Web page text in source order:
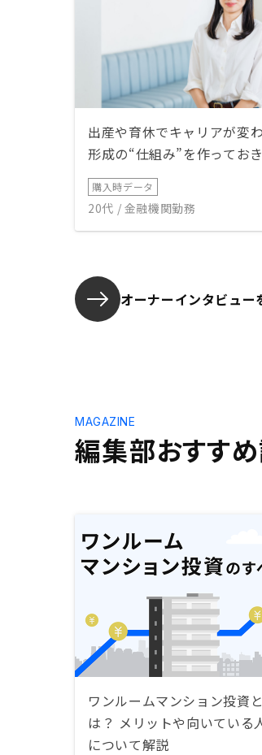
出産や育休でキャリアが変
形成の“仕組み”を作ってお
購入時データ
20代 / 金融機関勤務
オーナーインタビュー
編集部おすす
MAGAZINE
ワンルームマンション投資と
は？ メリットや向いている
について解説